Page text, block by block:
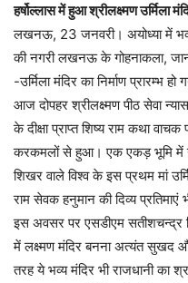
हर्षोल्लास में हुआ श्रीलक्ष्मण उर्मिला
लखनऊ, 23 जनवरी। अयोध्या में
की नगरी लखनऊ के गोहनाकला,
-उर्मिला मंदिर का निर्माण प्रारम्भ
आज दोपहर श्रीलक्ष्मण पीठ सेवा
के दीक्षा प्राप्त शिष्य राम कथा
करकमलों से हुआ। एक एकड़ भूमि में
शिखर वाले विश्व के इस प्रथम मां
राम सेवक हनुमान की दिव्य प्रतिमाएं
इस अवसर पर एस‌डीएम सतीशचन्द्र
में लक्ष्मण मंदिर बनना अत्यंत सुखद
तरह ये भव्य मंदिर भी राजधानी का